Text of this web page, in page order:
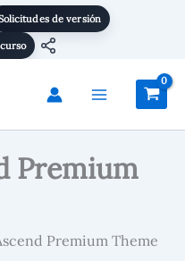
de versión
Premium
Premium Theme